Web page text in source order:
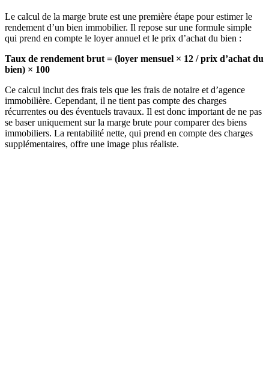
Le calcul de la marge brute est une première étape pour estimer le
rendement d’un bien immobilier. Il repose sur une formule simple
qui prend en compte le loyer annuel et le prix d’achat du bien :
Taux de rendement brut = (loyer mensuel × 12 / prix d’achat du
bien) × 100
Ce calcul inclut des frais tels que les frais de notaire et d’agence
immobilière. Cependant, il ne tient pas compte des charges
récurrentes ou des éventuels travaux. Il est donc important de ne pas
se baser uniquement sur la marge brute pour comparer des biens
immobiliers. La rentabilité nette, qui prend en compte des charges
supplémentaires, offre une image plus réaliste.